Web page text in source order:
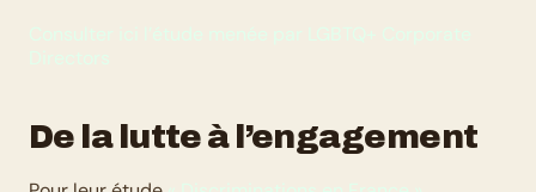
De la lutte à l’engagement